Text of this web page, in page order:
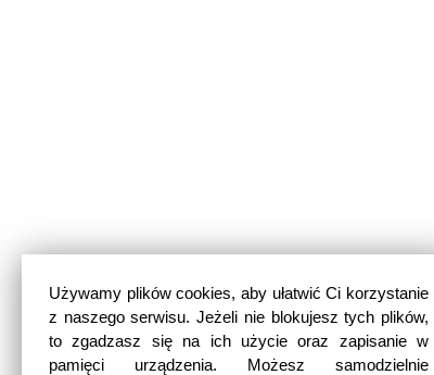
Używamy plików cookies, aby ułatwić Ci korzystanie
z naszego serwisu. Jeżeli nie blokujesz tych plików,
to zgadzasz się na ich użycie oraz zapisanie w
pamięci urządzenia. Możesz samodzielnie